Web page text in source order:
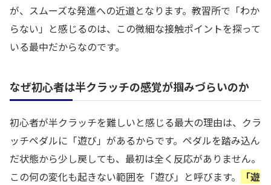
が、スムーズな発進への近道となります。教習所で「わか
らない」と感じるのは、この微細な接触ポイントを探って
いる最中だからなのです。
なぜ初心者は半クラッチの感覚が掴みづらいのか
初心者が半クラッチを難しいと感じる最大の理由は、クラ
ッチペダルに「遊び」があるからです。ペダルを踏み込ん
だ状態から少し戻しても、最初は全く反応がありません。
この何の変化も起きない範囲を「遊び」と呼びます。
「遊